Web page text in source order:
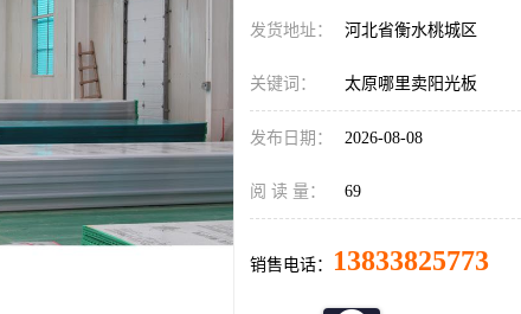
发货地址： 河北省衡水桃城区
关键词： 太原哪里卖阳光板
发布日期： 2026-08-08
阅 读 量： 69
销售电话： 13833825773